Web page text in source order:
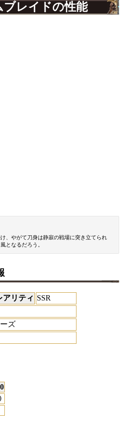
レイドの性能
、やがて刀身は静寂の戦場に突き立てられ
となるだろう。
アリティ SSR
ズ